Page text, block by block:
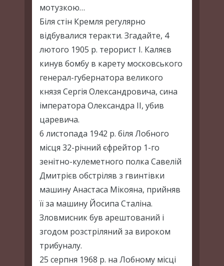
мотузкою…
Біля стін Кремля регулярно
відбувалися теракти. Згадайте, 4
лютого 1905 р. терорист І. Каляєв
кинув бомбу в карету московського
генерал-губернатора великого
князя Сергія Олександровича, сина
імператора Олександра II, убив
царевича.
6 листопада 1942 р. біля Лобного
місця 32-річний єфрейтор 1-го
зенітно-кулеметного полка Савелій
Дмитрієв обстріляв з гвинтівки
машину Анастаса Мікояна, прийняв
її за машину Йосипа Сталіна.
Зловмисник був арештований і
згодом розстріляний за вироком
трибуналу.
25 серпня 1968 р. на Лобному місці